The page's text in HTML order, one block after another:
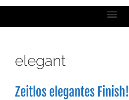
elegant
Zeitlos elegantes Finish!